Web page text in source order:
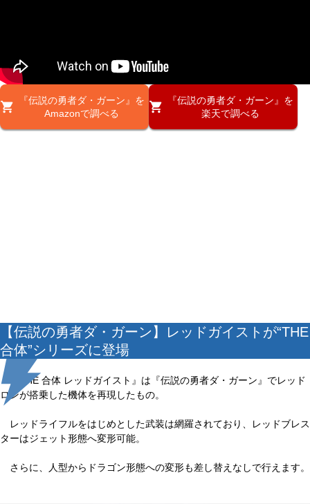
『伝説の勇者ダ・ガーン』を
Amazonで調べる
『伝説の勇者ダ・ガーン』を
楽天で調べる
【伝説の勇者ダ・ガーン】レッドガイストが“THE
合体”シリーズに登場
『THE 合体 レッドガイスト』は『伝説の勇者ダ・ガーン』でレッド
ロンが搭乗した機体を再現したもの。
レッドライフルをはじめとした武装は網羅されており、レッドブレス
ターはジェット形態へ変形可能。
さらに、人型からドラゴン形態への変形も差し替えなしで行えます。